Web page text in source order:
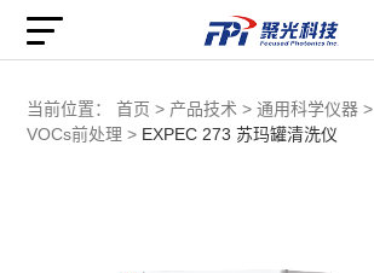
当前位置： 首页 > 产品技术 > 通用科学仪器 >
VOCs前处理 > EXPEC 273 苏玛罐清洗仪